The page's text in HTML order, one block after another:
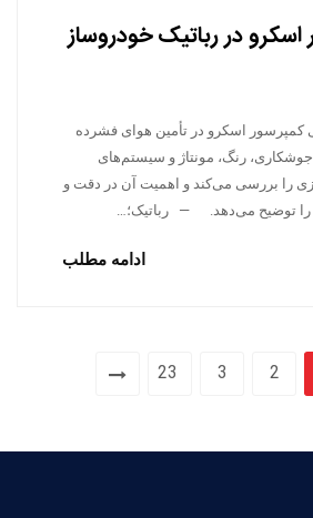
در رباتیک خودروساز
کمپرسور اسکرو در تأمین هوای فشرده
جوشکاری، رنگ، مونتاژ و سیستم‌های
را بررسی می‌کند و اهمیت آن در دقت و
توضیح می‌دهد. — رباتیک؛…
ادامه مطلب
2
3
23